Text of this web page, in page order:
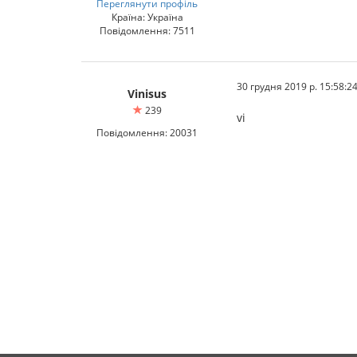
Переглянути профіль
Країна: Україна
Повідомлення: 7511
Vinisus
239
Повідомлення: 20031
30 грудня 2019 р. 15:58:24
vi